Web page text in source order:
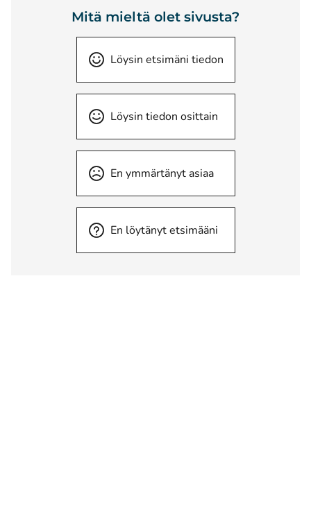
Mitä mieltä olet sivusta?
Löysin etsimäni tiedon
Löysin tiedon osittain
En ymmärtänyt asiaa
En löytänyt etsimääni